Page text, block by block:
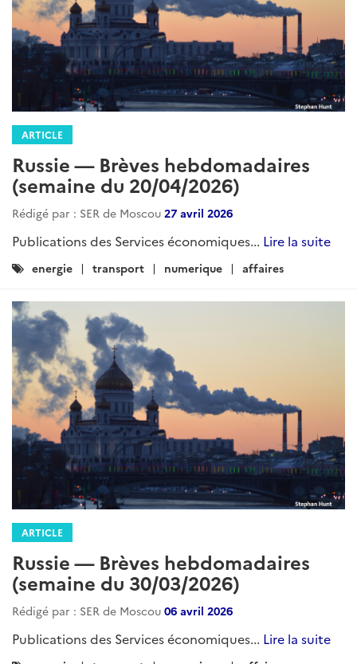
ARTICLE
Russie — Brèves hebdomadaires
(semaine du 20/04/2026)
Rédigé par : SER de Moscou 27 avril 2026
Publications des Services économiques... Lire la suite
Catégories
energie transport numerique affaires
ARTICLE
Russie — Brèves hebdomadaires
(semaine du 30/03/2026)
Rédigé par : SER de Moscou 06 avril 2026
Publications des Services économiques... Lire la suite